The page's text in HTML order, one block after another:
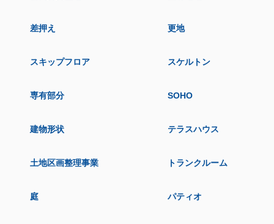
差押え 更地
スキップフロア スケルトン
専有部分 SOHO
建物形状 テラスハウス
土地区画整理事業 トランクルーム
庭 パティオ